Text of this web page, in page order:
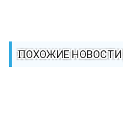
ПОХОЖИЕ